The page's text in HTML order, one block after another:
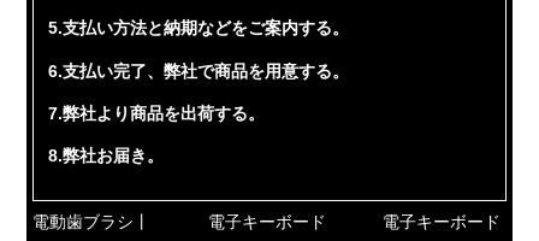
5.支払い方法と納期などをご案内する。
6.支払い完了、弊社で商品を用意する。
7.弊社より商品を出荷する。
8.弊社お届き。
電動歯ブラシ丨 電子キーボード 電子キーボード